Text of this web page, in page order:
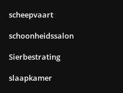
scheepvaart
schoonheidssalon
Sierbestrating
slaapkamer